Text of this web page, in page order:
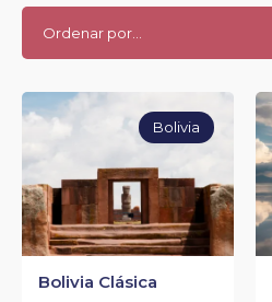
Bolivia Clásica
Bolivia